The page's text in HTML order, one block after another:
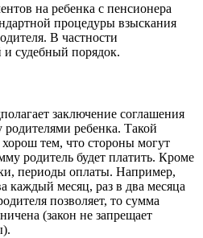
на ребенка с пенсионера
процедуры взыскания
В частности
и судебный порядок.
заключение соглашения
ребенка. Такой
тем, что стороны могут
родитель будет платить. Кроме
периоды оплаты. Например,
каждый месяц, раз в два месяца
позволяет, то сумма
(закон не запрещает